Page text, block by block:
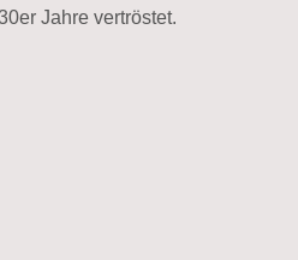
Jahre vertröstet.